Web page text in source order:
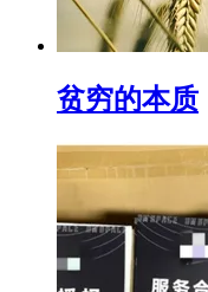
贫穷的本质